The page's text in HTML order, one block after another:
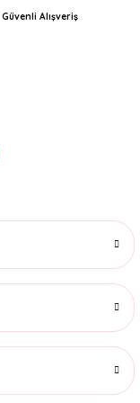
Güvenli Alışveriş